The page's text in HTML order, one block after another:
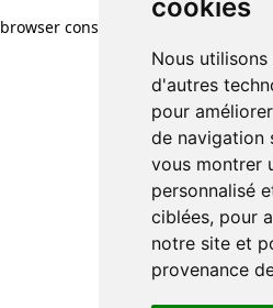
cookies
Nous
d'autres
pour
de navigation
vous montrer
personnalisé
ciblées, pour
notre site et
provenance
cookies
Nous
d'autres
pour
de navigation
vous montrer
personnalisé
ciblées, pour
notre site et
provenance
browser console for more information)